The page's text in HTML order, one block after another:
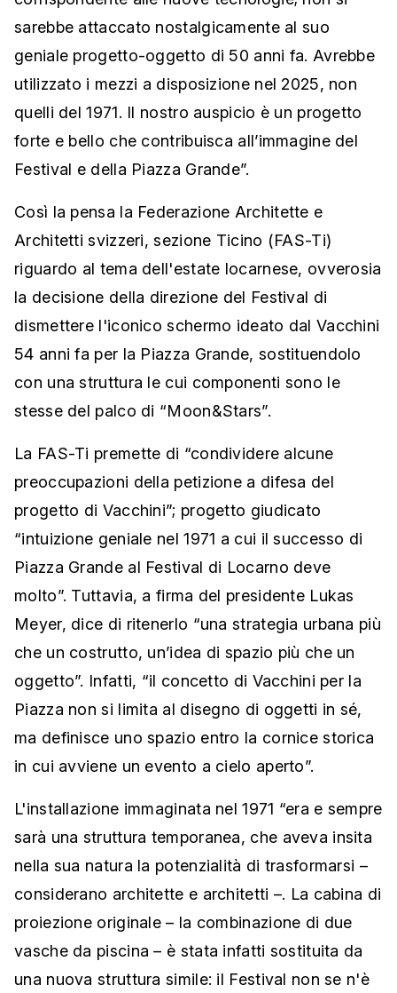
sarebbe attaccato nostalgicamente al suo
geniale progetto-oggetto di 50 anni fa. Avrebbe
utilizzato i mezzi a disposizione nel 2025, non
quelli del 1971. Il nostro auspicio è un progetto
forte e bello che contribuisca all’immagine del
Festival e della Piazza Grande”.
Così la pensa la Federazione Architette e
Architetti svizzeri, sezione Ticino (FAS-Ti)
riguardo al tema dell'estate locarnese, ovverosia
la decisione della direzione del Festival di
dismettere l'iconico schermo ideato dal Vacchini
54 anni fa per la Piazza Grande, sostituendolo
con una struttura le cui componenti sono le
stesse del palco di “Moon&Stars”.
La FAS-Ti premette di “condividere alcune
preoccupazioni della petizione a difesa del
progetto di Vacchini”; progetto giudicato
“intuizione geniale nel 1971 a cui il successo di
Piazza Grande al Festival di Locarno deve
molto”. Tuttavia, a firma del presidente Lukas
Meyer, dice di ritenerlo “una strategia urbana più
che un costrutto, un’idea di spazio più che un
oggetto”. Infatti, “il concetto di Vacchini per la
Piazza non si limita al disegno di oggetti in sé,
ma definisce uno spazio entro la cornice storica
in cui avviene un evento a cielo aperto”.
L'installazione immaginata nel 1971 “era e sempre
sarà una struttura temporanea, che aveva insita
nella sua natura la potenzialità di trasformarsi –
considerano architette e architetti –. La cabina di
proiezione originale – la combinazione di due
vasche da piscina – è stata infatti sostituita da
una nuova struttura simile: il Festival non se n'è